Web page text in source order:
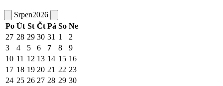
Srpen2026
Po Út St Čt Pá So Ne
27 28 29 30 31 1
2
3
4 5 6 7 8
9
10 11 12 13 14 15 16
17 18 19 20 21 22 23
24 25 26 27 28 29 30